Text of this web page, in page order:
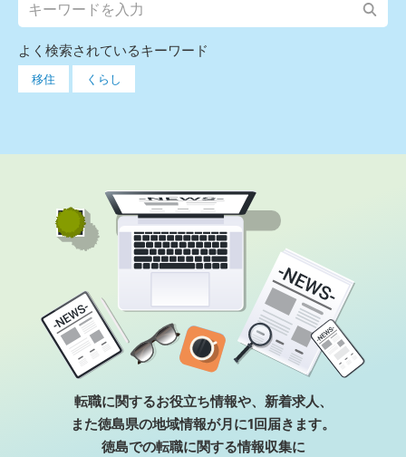
よく検索されているキーワード
移住 くらし
転職に関するお役⽴ち情報や、新着求⼈、
また徳島県の地域情報が⽉に1回届きます。
徳島での転職に関する情報収集に